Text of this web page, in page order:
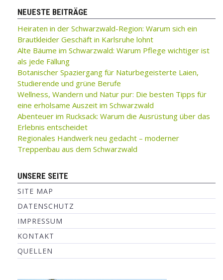
NEUESTE BEITRÄGE
Heiraten in der Schwarzwald-Region: Warum sich ein
Brautkleider Geschäft in Karlsruhe lohnt
Alte Bäume im Schwarzwald: Warum Pflege wichtiger ist
als jede Fällung
Botanischer Spaziergang für Naturbegeisterte Laien,
Studierende und grüne Berufe
Wellness, Wandern und Natur pur: Die besten Tipps für
eine erholsame Auszeit im Schwarzwald
Abenteuer im Rucksack: Warum die Ausrüstung über das
Erlebnis entscheidet
Regionales Handwerk neu gedacht – moderner
Treppenbau aus dem Schwarzwald
UNSERE SEITE
SITE MAP
DATENSCHUTZ
IMPRESSUM
KONTAKT
QUELLEN